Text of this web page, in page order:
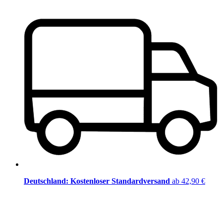
Deutschland: Kostenloser Standardversand ab 42,90 €